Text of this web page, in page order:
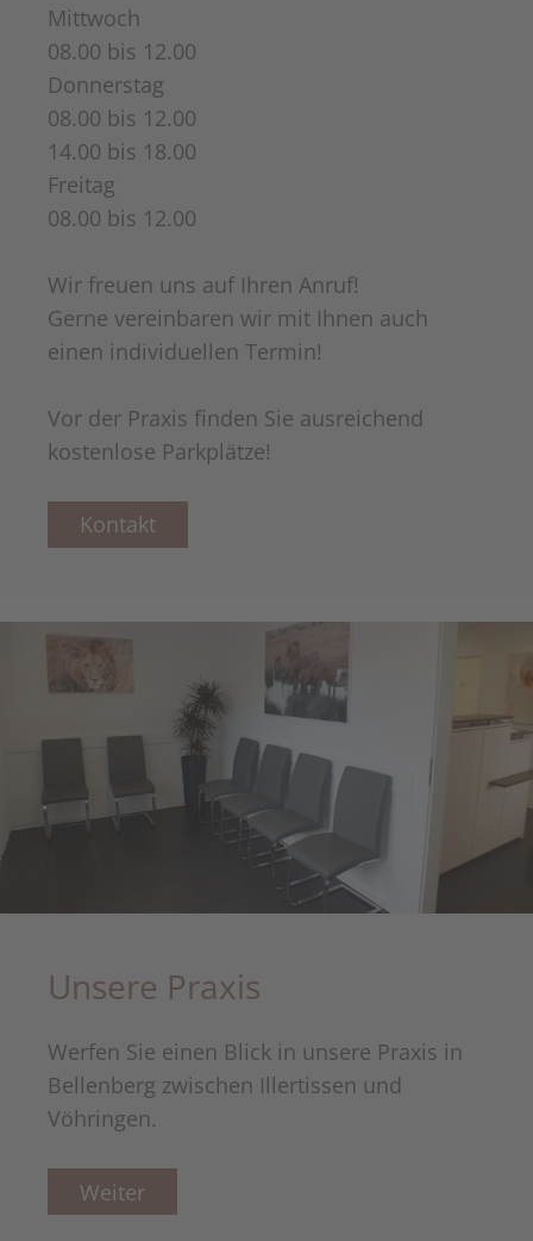
Mittwoch
08.00 bis 12.00
Donnerstag
08.00 bis 12.00
14.00 bis 18.00
Freitag
08.00 bis 12.00
Wir freuen uns auf Ihren Anruf!
Gerne vereinbaren wir mit Ihnen auch
einen individuellen Termin!
Vor der Praxis finden Sie ausreichend
kostenlose Parkplätze!
Kontakt
Unsere Praxis
Werfen Sie einen Blick in unsere Praxis in
Bellenberg zwischen Illertissen und
Vöhringen.
Weiter